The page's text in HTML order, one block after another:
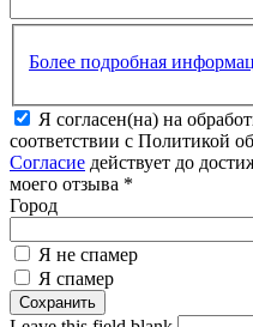
Более подробная
Я согласен(на) на
соответствии с Политикой
Согласие действует до
моего отзыва *
Город
Я не спамер
Я спамер